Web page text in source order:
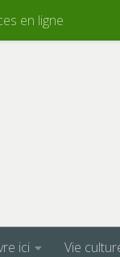
en ligne
ici Vie